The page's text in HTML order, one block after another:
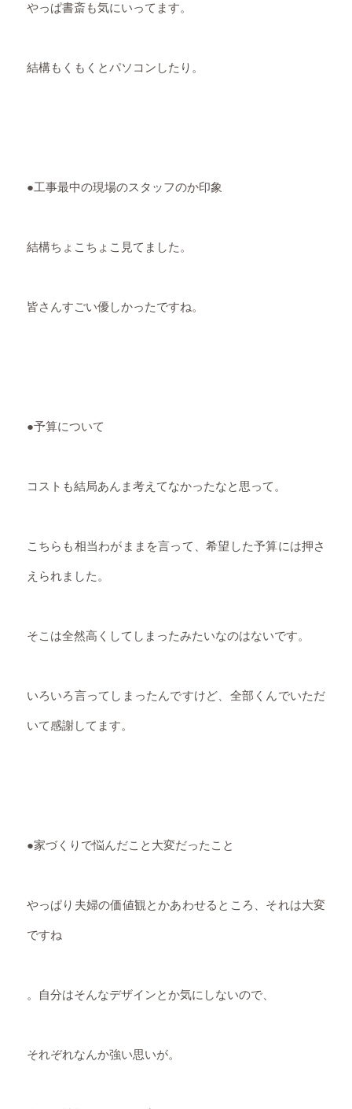
やっぱ書斎も気にいってます。
結構もくもくとパソコンしたり。
●工事最中の現場のスタッフのか印象
結構ちょこちょこ見てました。
皆さんすごい優しかったですね。
●予算について
コストも結局あんま考えてなかったなと思って。
こちらも相当わがままを言って、希望した予算には押さ
えられました。
そこは全然高くしてしまったみたいなのはないです。
いろいろ言ってしまったんですけど、全部くんでいただ
いて感謝してます。
●家づくりで悩んだこと大変だったこと
やっぱり夫婦の価値観とかあわせるところ、それは大変
ですね
。自分はそんなデザインとか気にしないので、
それぞれなんか強い思いが。